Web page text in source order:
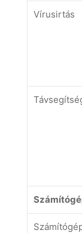
Vírusirtás